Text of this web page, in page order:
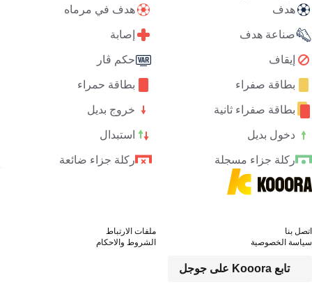
هدف هدف في مرماه
صناعة هدف إصابة
إيقاف حكم ڤار
بطاقة صفراء بطاقة حمراء
بطاقة صفراء ثانية خروج بديل
دخول بديل استبدال
ركلة جزاء مسجلة ركلة جزاء ضائعة
تابع Kooora على جوجل
اتصل بنا
ملفات الارتباط
سياسة الخصوصية
الشروط والاحكام